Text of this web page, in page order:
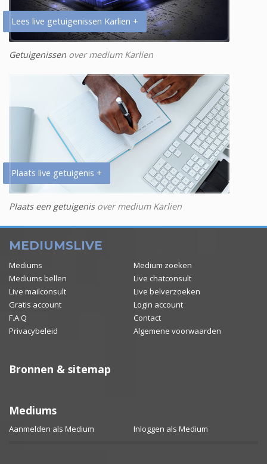
Lees live getuigenissen Karlien +
Getuigenissen over medium Karlien
Plaats live getuigenis +
Plaats een getuigenisover medium Karlien
MEDIUMSLIVE
Mediums
Medium zoeken
Mediums bellen
Live chatconsult
Live mailconsult
Live belverzoeken
Gratis account
Login account
F.A.Q
Contact
Privacybeleid
Algemene voorwaarden
Bronnen & sitemap
Mediums
Aanmelden als Medium Inloggen als Medium